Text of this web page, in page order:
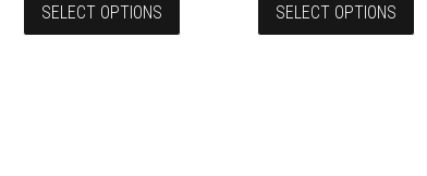
SELECT OPTIONS SELECT OPTIONS